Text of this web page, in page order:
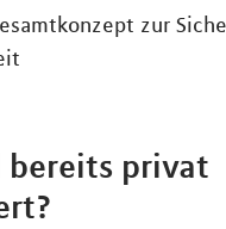
zur
bereits privat